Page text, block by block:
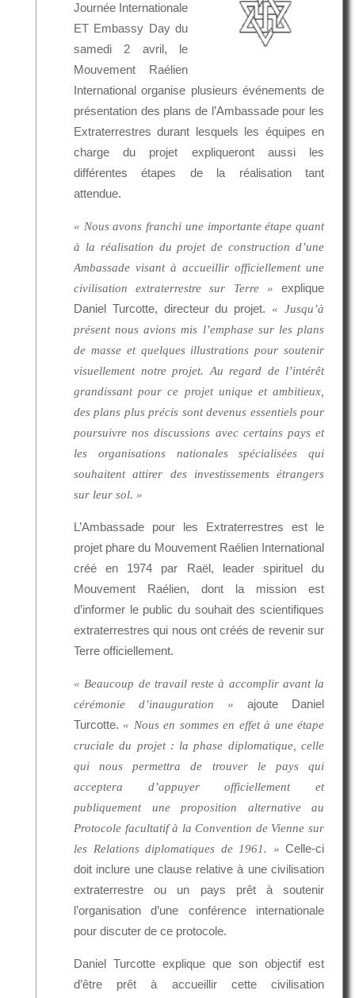
Journée Internationale
ET Embassy Day du
samedi 2 avril, le
Mouvement Raélien
International organise plusieurs événements de
présentation des plans de l’Ambassade pour les
Extraterrestres durant lesquels les équipes en
charge du projet expliqueront aussi les
différentes étapes de la réalisation tant
attendue.
« Nous avons franchi une importante étape quant
à la réalisation du projet de construction d’une
Ambassade visant à accueillir officiellement une
civilisation extraterrestre sur Terre » explique
Daniel Turcotte, directeur du projet. « Jusqu’à
présent nous avions mis l’emphase sur les plans
de masse et quelques illustrations pour soutenir
visuellement notre projet. Au regard de l’intérêt
grandissant pour ce projet unique et ambitieux,
des plans plus précis sont devenus essentiels pour
poursuivre nos discussions avec certains pays et
les organisations nationales spécialisées qui
souhaitent attirer des investissements étrangers
sur leur sol. »
L’Ambassade pour les Extraterrestres est le
projet phare du Mouvement Raélien International
créé en 1974 par Raël, leader spirituel du
Mouvement Raélien, dont la mission est
d’informer le public du souhait des scientifiques
extraterrestres qui nous ont créés de revenir sur
Terre officiellement.
« Beaucoup de travail reste à accomplir avant la
cérémonie d’inauguration » ajoute Daniel
Turcotte. « Nous en sommes en effet à une étape
cruciale du projet : la phase diplomatique, celle
qui nous permettra de trouver le pays qui
acceptera d’appuyer officiellement et
publiquement une proposition alternative au
Protocole facultatif à la Convention de Vienne sur
les Relations diplomatiques de 1961. » Celle-ci
doit inclure une clause relative à une civilisation
extraterrestre ou un pays prêt à soutenir
l’organisation d’une conférence internationale
pour discuter de ce protocole.
Daniel Turcotte explique que son objectif est
d’être prêt à accueillir cette civilisation